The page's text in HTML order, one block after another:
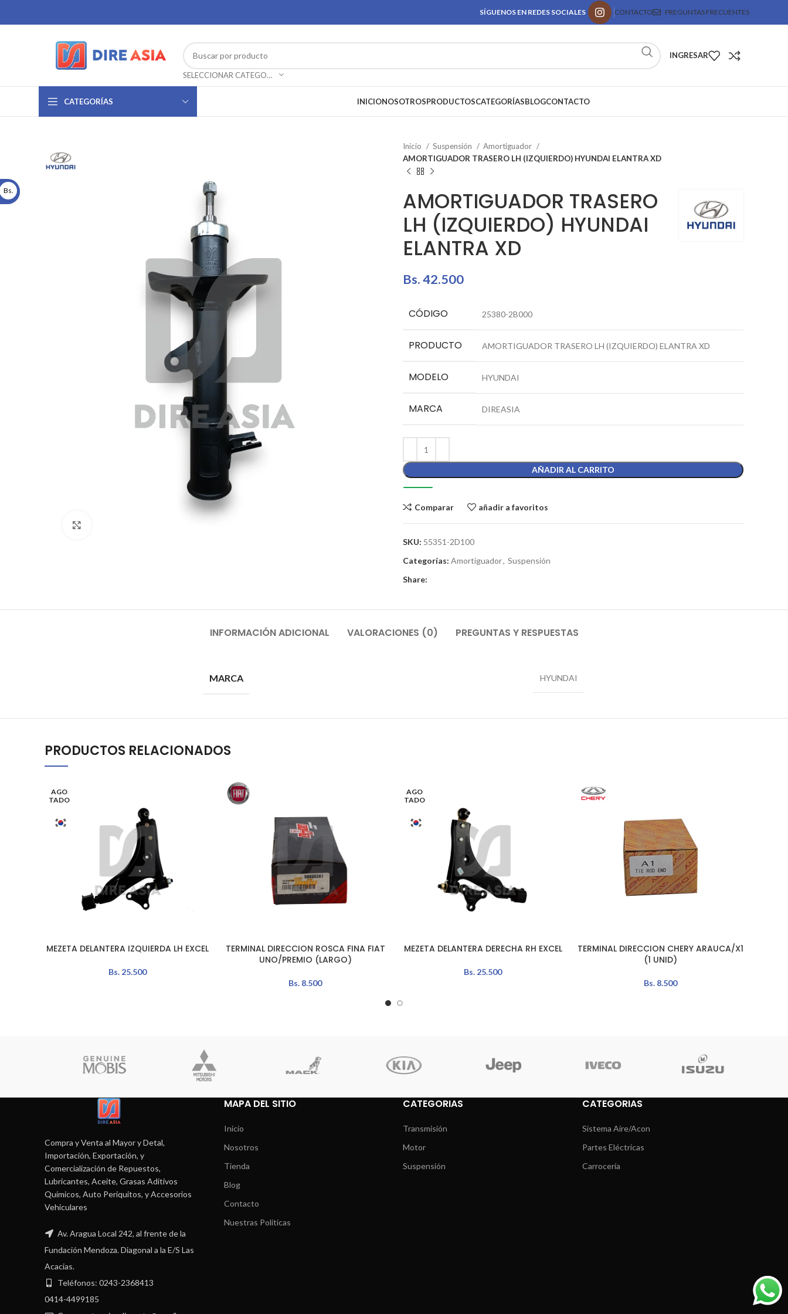
SÍGUENOS EN REDES SOCIALES CONTACTO PREGUNTAS FRECUENTES
SELECCIONAR CATEGORÍA
INGRESAR
CATEGORÍAS INICIONOSOTROSPRODUCTOSCATEGORÍASBLOGCONTACTO
Inicio Suspensión
Amortiguador
AMORTIGUADOR TRASERO LH (IZQUIERDO) HYUNDAI ELANTRA XD
AMORTIGUADOR TRASERO
LH (IZQUIERDO) HYUNDAI
ELANTRA XD
Bs.42.500
CÓDIGO 25380-2B000
PRODUCTO AMORTIGUADOR TRASERO LH (IZQUIERDO) ELANTRA XD
MODELO HYUNDAI
MARCA DIREASIA
AÑADIR AL CARRITO
Comparar añadir a favoritos
SKU: 55351-2D100
Categorías: Amortiguador, Suspensión
Share:
INFORMACIÓN ADICIONAL VALORACIONES (0) PREGUNTAS Y RESPUESTAS
MARCA HYUNDAI
PRODUCTOS RELACIONADOS
AGO
TADO
LEER MÁS
MEZETA DELANTERA IZQUIERDA LH EXCEL
Bs. 25.500
AÑADIR AL CARRITO
TERMINAL DIRECCION ROSCA FINA FIAT
UNO/PREMIO (LARGO)
Bs. 8.500
AGO
TADO
LEER MÁS
MEZETA DELANTERA DERECHA RH EXCEL
Bs. 25.500
AÑADIR AL CARRITO
TERMINAL DIRECCION CHERY ARAUCA/X1
(1 UNID)
Bs. 8.500
Compra y Venta al Mayor y Detal,
Importación, Exportación, y
Comercialización de Repuestos,
Lubricantes, Aceite, Grasas Aditivos
Químicos, Auto Periquitos, y Accesorios
Vehiculares
Av. Aragua Local 242, al frente de la
Fundación Mendoza. Diagonal a la E/S Las
Acacias.
Teléfonos: 0243-2368413
0414-4499185
MAPA DEL SITIO
Inicio
Nosotros
Tienda
Blog
Contacto
Nuestras Políticas
CATEGORIAS
Transmisión
Motor
Suspensión
CATEGORIAS
Sistema Aire/Acon
Partes Eléctricas
Carrocería
Bs.